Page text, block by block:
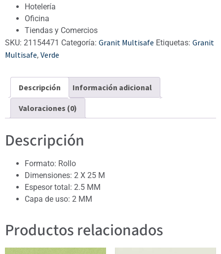
Hotelería
Oficina
Tiendas y Comercios
SKU: 21154471 Categoría: Granit Multisafe Etiquetas: Granit
Multisafe, Verde
Descripción Información adicional
Valoraciones (0)
Descripción
Formato: Rollo
Dimensiones: 2 X 25 M
Espesor total: 2.5 MM
Capa de uso: 2 MM
Productos relacionados